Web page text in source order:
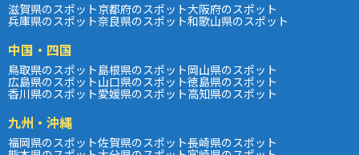
滋賀県のスポット京都府のスポット大阪府のスポット
兵庫県のスポット奈良県のスポット和歌山県のスポット
中国・四国
鳥取県のスポット島根県のスポット岡山県のスポット
広島県のスポット山口県のスポット徳島県のスポット
香川県のスポット愛媛県のスポット高知県のスポット
九州・沖縄
福岡県のスポット佐賀県のスポット長崎県のスポット